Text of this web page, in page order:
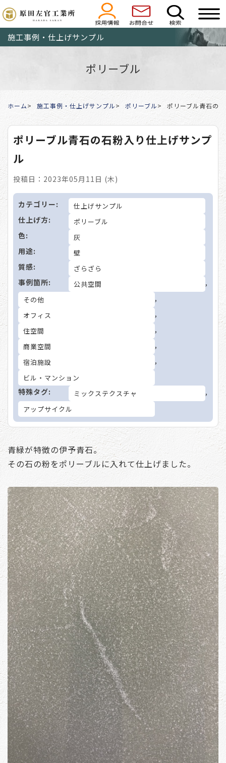
施工事例・仕上げサンプル
ポリーブル
ホーム 施工事例・仕上げサンプル ポリーブル ポリーブル青石の
ポリーブル青石の石粉入り仕上げサンプ
ル
投稿日：2023年05月11日 (木)
カテゴリー: 仕上げサンプル
仕上げ方: ポリーブル
色: 灰
用途: 壁
質感: ざらざら
事例箇所: 公共空間 ,
その他 ,
オフィス ,
住空間 ,
商業空間 ,
宿泊施設 ,
ビル・マンション
特殊タグ: ミックステクスチャ ,
アップサイクル
青緑が特徴の伊予青石。
その石の粉をポリーブルに入れて仕上げました。